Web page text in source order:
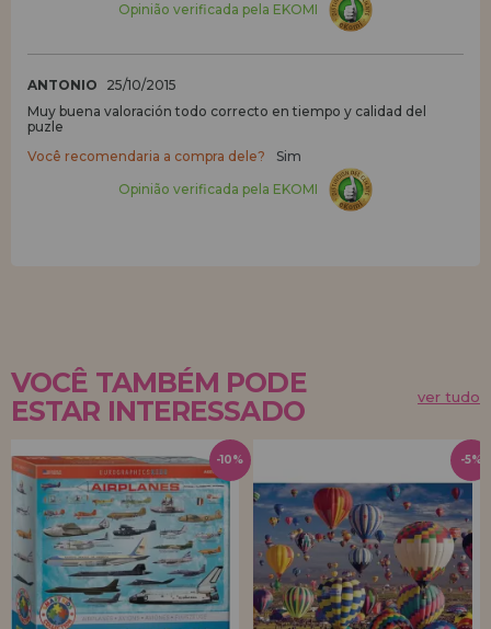
Opinião verificada pela EKOMI
ANTONIO
25/10/2015
Muy buena valoración todo correcto en tiempo y calidad del
puzle
Você recomendaria a compra dele?
Sim
Opinião verificada pela EKOMI
VOCÊ TAMBÉM PODE
ESTAR INTERESSADO
ver tudo
-10% -5%